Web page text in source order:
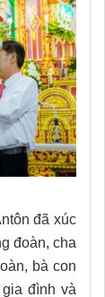
đã xúc
đoàn, cha
bà con
đình và